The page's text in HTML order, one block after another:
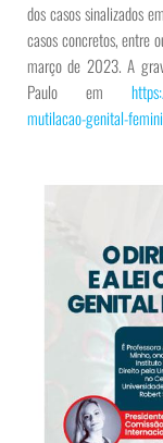
dos casos sinalizados
casos concretos, entre
março de 2023. A
Paulo em
mutilacao-genital-